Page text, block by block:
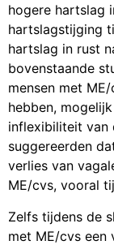
hogere hartslag
hartslagstijging
hartslag in rust
bovenstaande
mensen met
hebben,
inflexibiliteit van
suggereerden
verlies van
ME/cvs, vooral
Zelfs tijdens de
met ME/cvs een